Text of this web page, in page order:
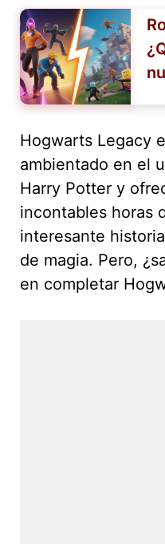
Hogwarts Legacy
ambientado en el
Harry Potter y
incontables horas
interesante
de magia. Pero,
en completar